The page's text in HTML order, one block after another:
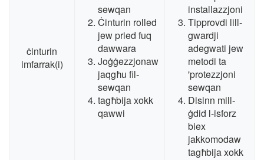
ċinturin
imfarrak(i)
sewqan
Ċinturin rolled
jew pried fuq
dawwara
Joġġezzjonaw
jaqgħu fil-
sewqan
tagħbija xokk
qawwi
installazzjoni
Tipprovdi lill-
gwardji
adegwati jew
metodi ta
'protezzjoni
sewqan
Disinn mill-
ġdid l-isforz
biex
jakkomodaw
tagħbija xokk